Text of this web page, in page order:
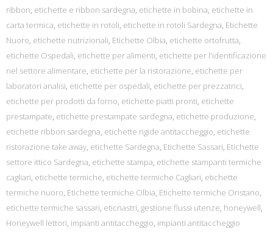
ribbon, etichette e ribbon sardegna, etichette in bobina, etichette in
carta termica, etichette in rotoli, etichette in rotoli Sardegna, Etichette
Nuoro, etichette nutrizionali, Etichette Olbia, etichette ortofrutta,
etichette Ospedali, etichette per alimenti, etichette per l'identificazione
nel settore alimentare, etichette per la ristorazione, etichette per
laboratori analisi, etichette per ospedali, etichette per prezzatrici,
etichette per prodotti da forno, etichette piatti pronti, etichette
prestampate, etichette prestampate sardegna, etichette produzione,
etichette ribbon sardegna, etichette rigide antitaccheggio, etichette
ristorazione take away, etichette Sardegna, Etichette Sassari, Etichette
settore ittico Sardegna, etichette stampa, etichette stampanti termiche
cagliari, etichette termiche, etichette termiche Cagliari, etichette
termiche nuoro, Etichette termiche Olbia, Etichette termiche Oristano,
etichette termiche sassari, eticnastri, gestione flussi utenze, honeywell,
Honeywell lettori, impianti antitaccheggio, impianti antitaccheggio